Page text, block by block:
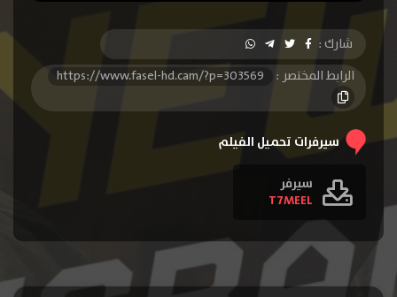
شارك :
الرابط المختصر :
https://www.fasel-hd.cam/?p=303569
سيرفرات تحميل الفيلم
سيرفر
T7MEEL